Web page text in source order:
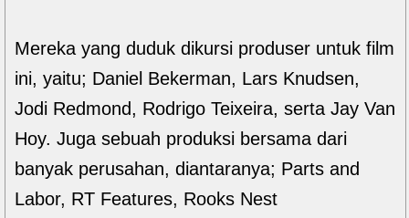
Mereka yang duduk dikursi produser untuk film
ini, yaitu; Daniel Bekerman, Lars Knudsen,
Jodi Redmond, Rodrigo Teixeira, serta Jay Van
Hoy. Juga sebuah produksi bersama dari
banyak perusahan, diantaranya; Parts and
Labor, RT Features, Rooks Nest